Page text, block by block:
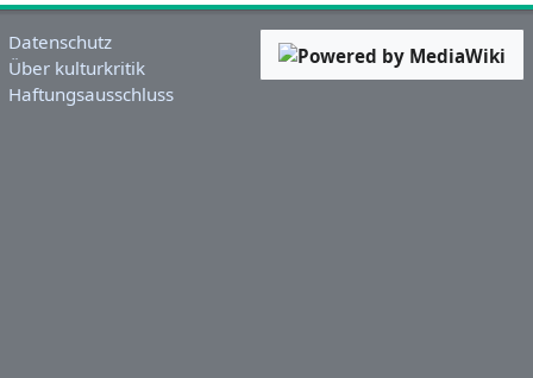
a
i
2
0
Datenschutz
Über kulturkritik
Haftungsausschluss